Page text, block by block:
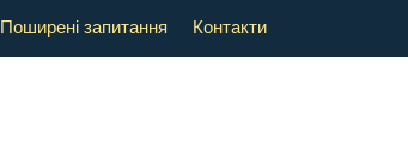
Поширені запитання Контакти